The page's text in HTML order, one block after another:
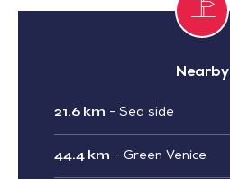
Nearby
21.6 km - Sea side
44.4 km - Green Venice